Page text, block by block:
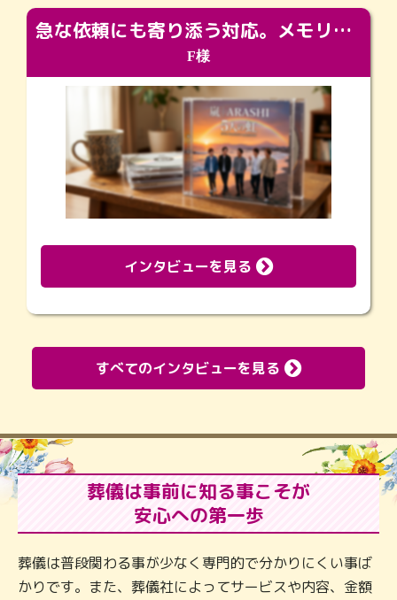
急な依頼にも寄り添う対応。メモリアルコーナーで振り返る大切な日々
F様
インタビューを見る
すべてのインタビューを見る
葬儀は事前に知る事こそが
安心への第一歩
葬儀は普段関わる事が少なく専門的で分かりにくい事ば
かりです。また、葬儀社によってサービスや内容、金額